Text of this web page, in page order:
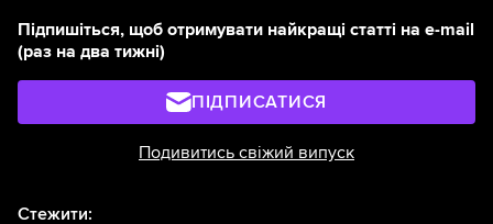
Підпишіться, щоб отримувати найкращі статті на e-mail
(раз на два тижні)
ПІДПИСАТИСЯ
Подивитись свіжий випуск
Стежити: